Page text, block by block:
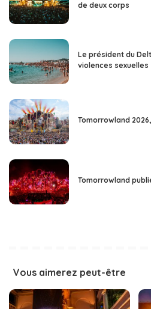
de deux corps
Le président du
violences sexuelles
Tomorrowland
Tomorrowland
Vous aimerez peut-être